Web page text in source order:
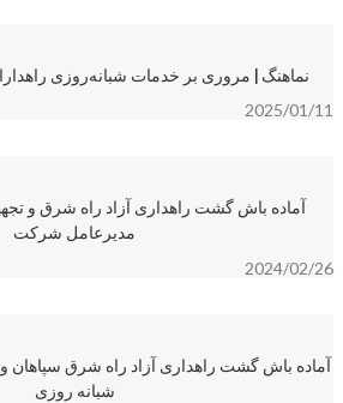
نماهنگ | مروری بر خدمات شبانه‌روزی
2025/01/11
آماده باش گشت راهداری آزاد راه شرق و
مدیرعامل شرکت
2024/02/26
آماده باش گشت راهداری آزاد راه شرق سپاهان
شبانه روزی